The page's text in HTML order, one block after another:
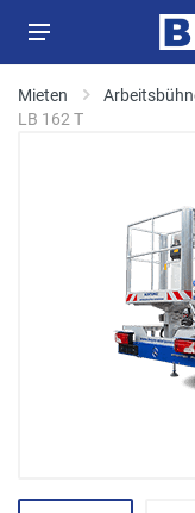
Mieten
LB 162 T